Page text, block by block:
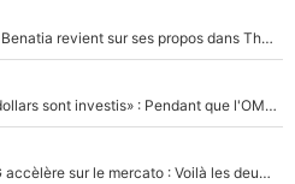
«Ç'a a été mal interprêté» : Medhi Benatia revient sur ses propos dans The Bridge et précise ses conditions pour rejoindre le PSG !
«Des milliards et des milliards de dollars sont investis» : Pendant que l'OM est en pleine crise financière, Frank McCourt lance un nouveau projet à 260M€ !
Après Maghnes Akliouche, le PSG accèlère sur le mercato : Voilà les deux nouvelles recrues qui vont signer la semaine prochaine ?